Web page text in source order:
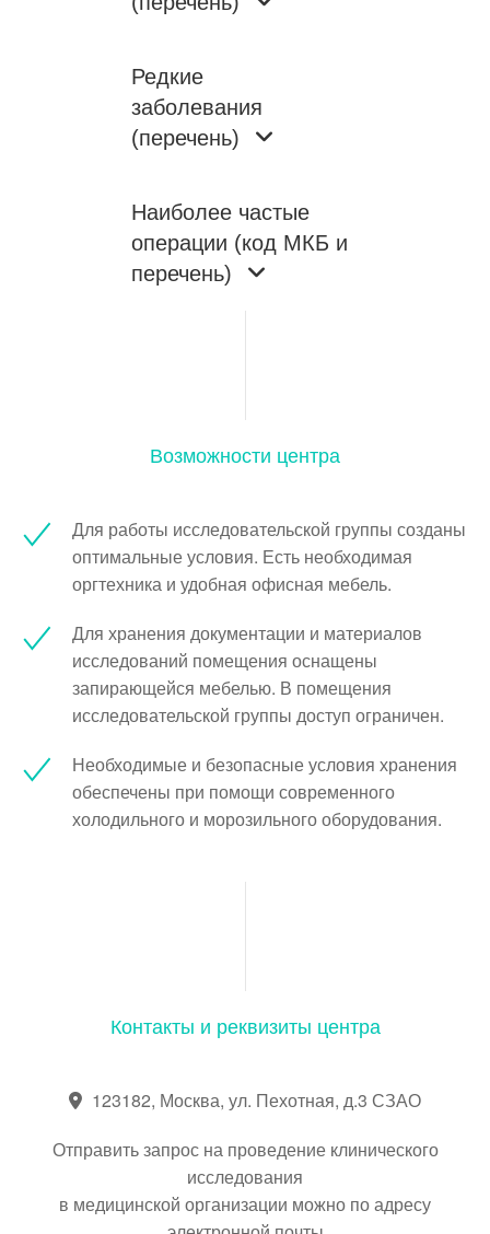
Редкие
заболевания
(перечень)
Наиболее частые
операции (код МКБ и
перечень)
Возможности центра
Для работы исследовательской группы созданы
оптимальные условия. Есть необходимая
оргтехника и удобная офисная мебель.
Для хранения документации и материалов
исследований помещения оснащены
запирающейся мебелью. В помещения
исследовательской группы доступ ограничен.
Необходимые и безопасные условия хранения
обеспечены при помощи современного
холодильного и морозильного оборудования.
Контакты и реквизиты центра
123182, Москва, ул. Пехотная, д.3 СЗАО
Отправить запрос на проведение клинического
исследования
в медицинской организации можно по адресу